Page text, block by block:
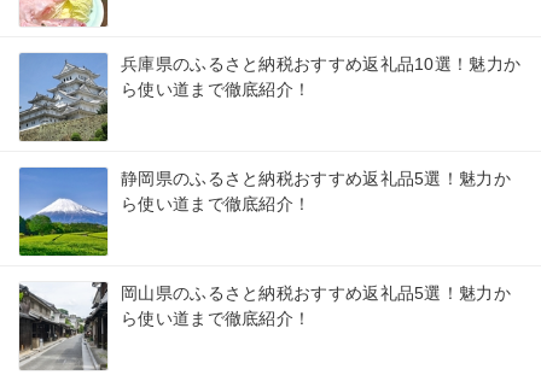
兵庫県のふるさと納税おすすめ返礼品10選！魅力か
ら使い道まで徹底紹介！
静岡県のふるさと納税おすすめ返礼品5選！魅力か
ら使い道まで徹底紹介！
岡山県のふるさと納税おすすめ返礼品5選！魅力か
ら使い道まで徹底紹介！